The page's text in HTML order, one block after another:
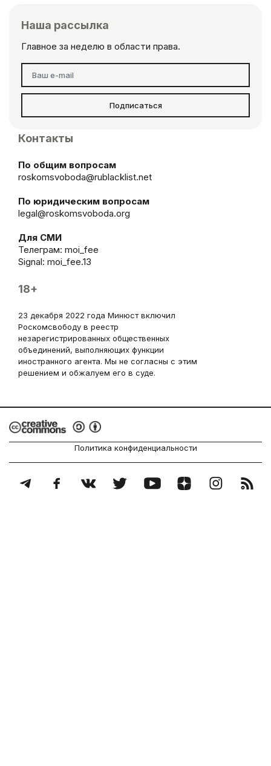
Наша рассылка
Главное за неделю в области права.
Подписаться
Контакты
По общим вопросам
roskomsvoboda@rublacklist.net
По юридическим вопросам
legal@roskomsvoboda.org
Для СМИ
Телеграм: moi_fee
Signal: moi_fee.13
18+
23 декабря 2022 года Минюст включил
Роскомсвободу в реестр
незарегистрированных общественных
объединений, выполняющих функции
иностранного агента. Мы не согласны с этим
решением и обжалуем его в суде.
Политика конфиденциальности